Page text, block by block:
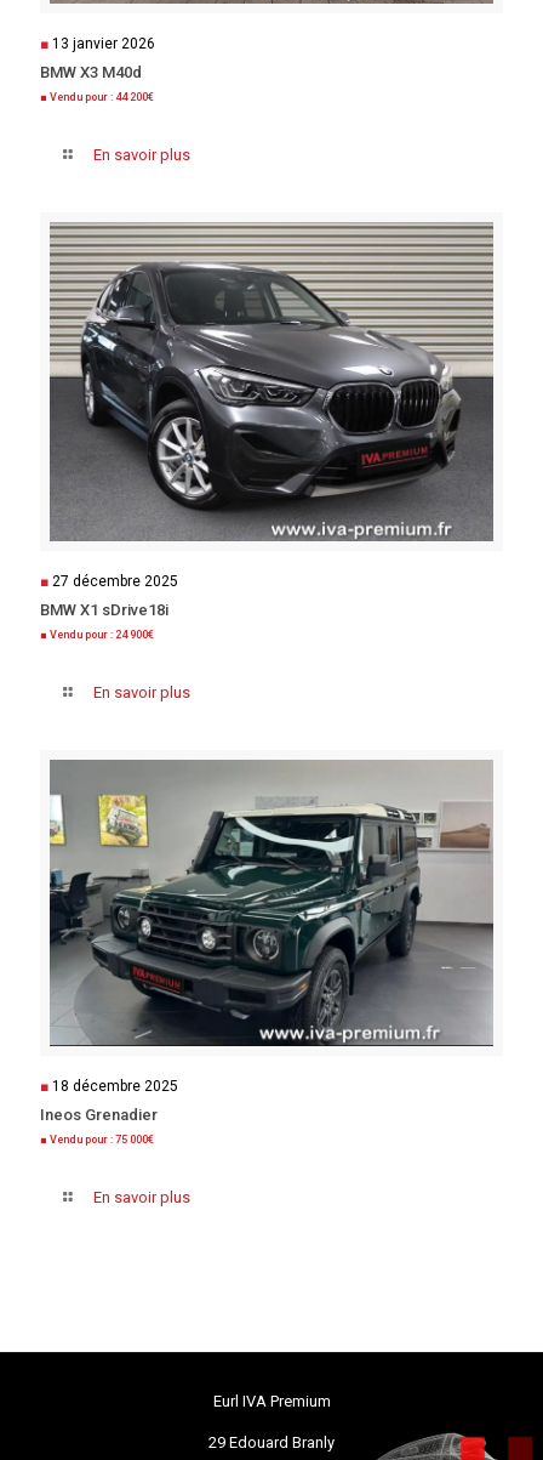
■ 13 janvier 2026
BMW X3 M40d
■ Vendu pour : 44 200€
En savoir plus
■ 27 décembre 2025
BMW X1 sDrive18i
■ Vendu pour : 24 900€
En savoir plus
■ 18 décembre 2025
Ineos Grenadier
■ Vendu pour : 75 000€
En savoir plus
Eurl IVA Premium
29 Edouard Branly